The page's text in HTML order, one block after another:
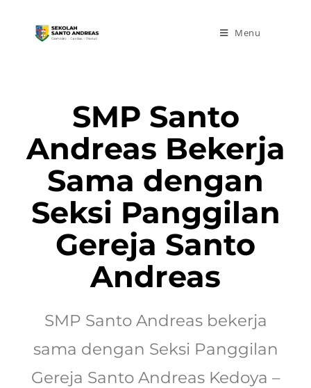
Menu
SMP Santo
Andreas Bekerja
Sama dengan
Seksi Panggilan
Gereja Santo
Andreas
SMP Santo Andreas bekerja
sama dengan Seksi Panggilan
Gereja Santo Andreas Kedoya –